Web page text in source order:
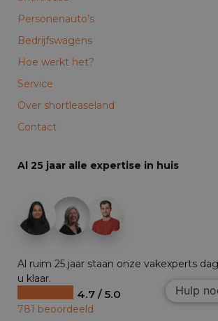
Personenauto’s
Bedrijfswagens
Hoe werkt het?
Service
Over shortleaseland
Contact
Al 25 jaar alle expertise in huis
Al ruim 25 jaar staan onze vakexperts
u klaar.
4.7 / 5.0
781 beoordeeld
Hulp